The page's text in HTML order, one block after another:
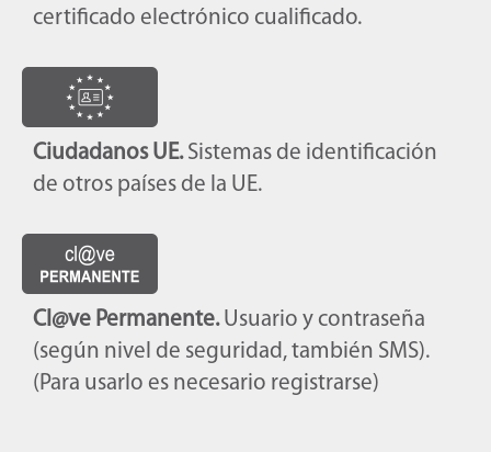
certificado electrónico cualificado.
Ciudadanos UE. Sistemas de identificación
de otros países de la UE.
Cl@ve Permanente. Usuario y contraseña
(según nivel de seguridad, también SMS).
(Para usarlo es necesario registrarse)